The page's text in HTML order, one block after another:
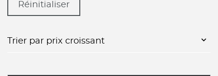
Réinitialiser
Trier par prix croissant